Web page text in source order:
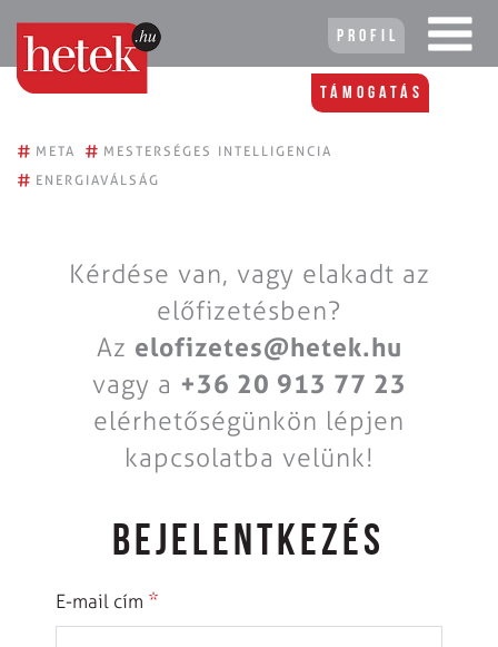
Profil
Támogatás
# META # MESTERSÉGES INTELLIGENCIA
# ENERGIAVÁLSÁG
Kérdése van, vagy elakadt az
előfizetésben?
Az elofizetes@hetek.hu
vagy a +36 20 913 77 23
elérhetőségünkön lépjen
kapcsolatba velünk!
BEJELENTKEZÉS
E-mail cím *